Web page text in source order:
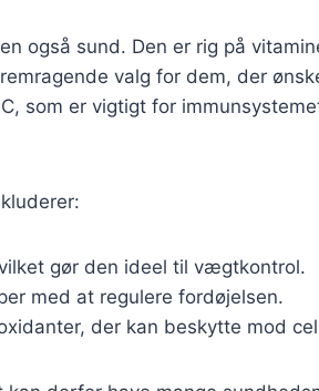
også sund. Den er rig på
valg for dem, der
som er vigtigt for
gør den ideel til vægtkontrol.
med at regulere fordøjelsen.
der kan beskytte mod